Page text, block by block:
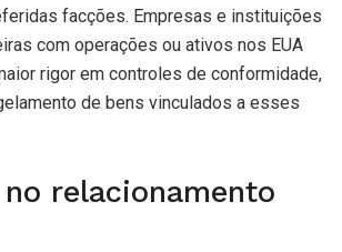
facções. Empresas e instituições
com operações ou ativos nos EUA
rigor em controles de conformidade,
de bens vinculados a esses
relacionamento